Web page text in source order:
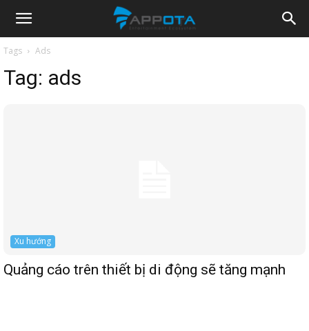
Appota
News
Tags Ads
Tag: ads
Xu hướng
Quảng cáo trên thiết bị di động sẽ tăng mạnh